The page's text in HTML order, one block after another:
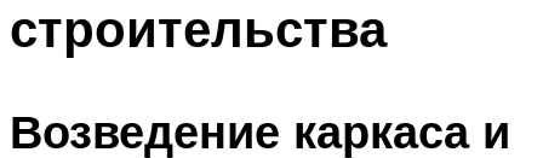
строительства
Возведение каркаса и